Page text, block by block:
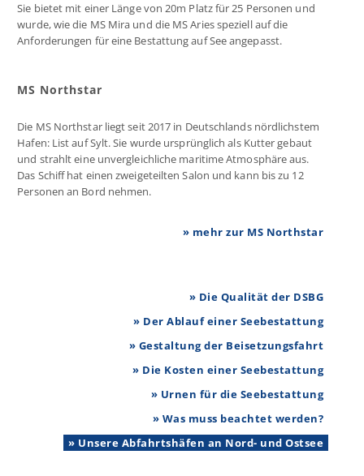
Sie bietet mit einer Länge von 20m Platz für 25 Personen und
wurde, wie die MS Mira und die MS Aries speziell auf die
Anforderungen für eine Bestattung auf See angepasst.
MS Northstar
Die MS Northstar liegt seit 2017 in Deutschlands nördlichstem
Hafen: List auf Sylt. Sie wurde ursprünglich als Kutter gebaut
und strahlt eine unvergleichliche maritime Atmosphäre aus.
Das Schiff hat einen zweigeteilten Salon und kann bis zu 12
Personen an Bord nehmen.
» mehr zur MS Northstar
» Die Qualität der DSBG
» Der Ablauf einer Seebestattung
» Gestaltung der Beisetzungsfahrt
» Die Kosten einer Seebestattung
» Urnen für die Seebestattung
» Was muss beachtet werden?
» Unsere Abfahrtshäfen an Nord- und Ostsee